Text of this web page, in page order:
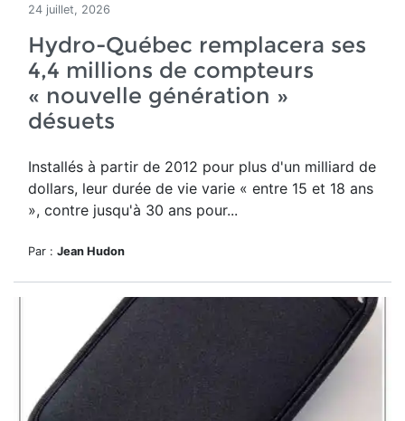
24 juillet, 2026
Hydro-Québec remplacera ses
4,4 millions de compteurs
« nouvelle génération »
désuets
Installés à partir de 2012 pour plus d'un milliard de
dollars, leur durée de vie varie « entre 15 et 18 ans
», contre jusqu'à 30 ans pour...
Par : Jean Hudon